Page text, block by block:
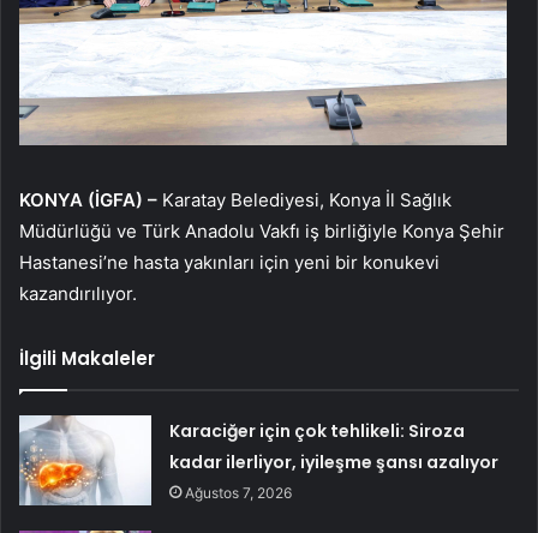
KONYA (İGFA) – Karatay Belediyesi, Konya İl Sağlık
Müdürlüğü ve Türk Anadolu Vakfı iş birliğiyle Konya Şehir
Hastanesi’ne hasta yakınları için yeni bir konukevi
kazandırılıyor.
İlgili Makaleler
Karaciğer için çok tehlikeli: Siroza
kadar ilerliyor, iyileşme şansı azalıyor
Ağustos 7, 2026